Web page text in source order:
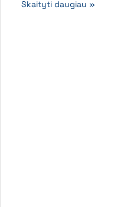
Skaityti daugiau »